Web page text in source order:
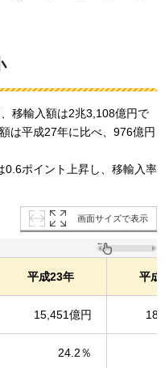
移輸入額は2兆3,108億円で
は平成27年に比べ、976億円
0.6ポイント上昇し、移輸入率
画面サイズで表示
平成23年 平成
15,451億円
24.2％